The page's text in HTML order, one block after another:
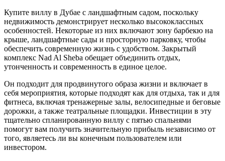
Купите виллу в Дубае с ландшафтным садом, поскольку
недвижимость демонстрирует несколько высококлассных
особенностей. Некоторые из них включают зону барбекю на
крыше, ландшафтные сады и просторную парковку, чтобы
обеспечить современную жизнь с удобством. Закрытый
комплекс Nad Al Sheba обещает объединить отдых,
утонченность и современность в единое целое.
Он подходит для продвинутого образа жизни и включает в
себя мероприятия, которые подходят как для отдыха, так и для
фитнеса, включая тренажерные залы, велосипедные и беговые
дорожки, а также театральные площадки. Инвестиции в эту
тщательно спланированную виллу с пятью спальнями
помогут вам получить значительную прибыль независимо от
того, являетесь ли вы конечным пользователем или
инвестором.